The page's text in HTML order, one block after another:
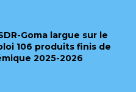
Goma largue sur le
106 produits finis de
2025-2026